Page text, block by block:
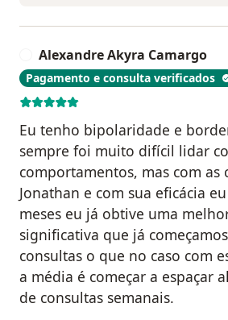
Alexandre Akyra Camargo
Pagamento e consulta verificados
Eu tenho bipolaridade e
sempre foi muito difícil lidar
comportamentos, mas com as
Jonathan e com sua eficácia
meses eu já obtive uma
significativa que já
consultas o que no caso com
a média é começar a espaçar
de consultas semanais.